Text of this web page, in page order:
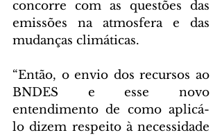
concorre com as questões das
emissões na atmosfera e das
mudanças climáticas.
“Então, o envio dos recursos ao
BNDES e esse novo
entendimento de como aplicá-
lo dizem respeito à necessidade